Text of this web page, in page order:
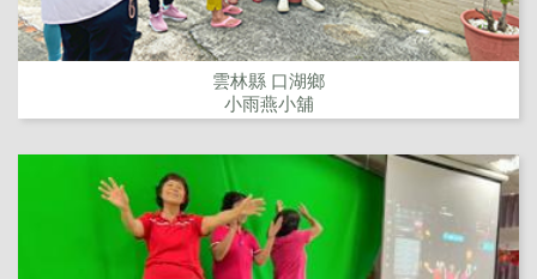
雲林縣 口湖鄉
小雨燕小舖